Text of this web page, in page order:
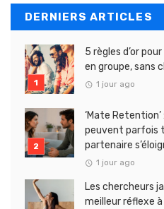
DERNIERS ARTICLES
5 règles d’or
en groupe, sans
1 jour ago
‘Mate
peuvent parfois
partenaire
1 jour ago
Les chercheurs
meilleur réflexe